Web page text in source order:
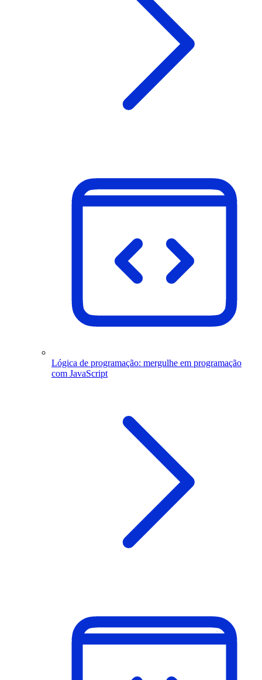
Lógica de programação: mergulhe em programação
com JavaScript